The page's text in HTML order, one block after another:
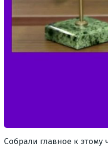
Собрали главное к этому